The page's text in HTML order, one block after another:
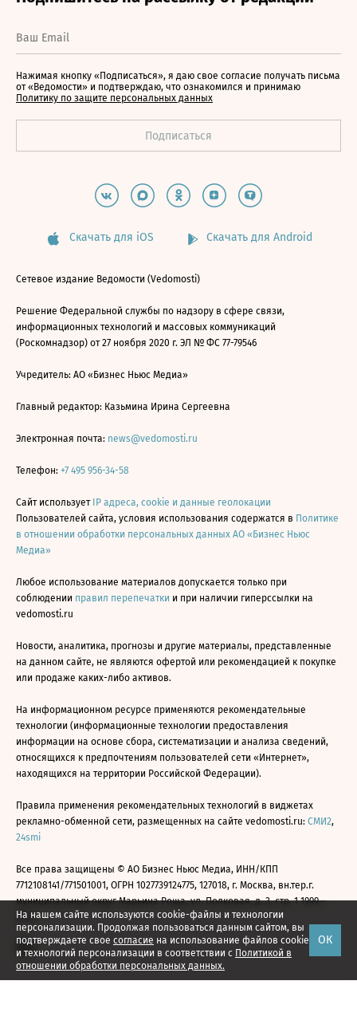
На нашем сайте используются cookie-файлы и технологии
персонализации. Продолжая пользоваться данным сайтом, вы
подтверждаете свое согласие на использование файлов cookie
и технологий персонализации в соответствии с Политикой в
отношении обработки персональных данных.
ОК
Нажимая кнопку «Подписаться», я даю свое согласие получать письма
от «Ведомости» и подтверждаю, что ознакомился и принимаю
Политику по защите персональных данных
Скачать для iOS Скачать для Android
Сетевое издание Ведомости (Vedomosti)
Решение Федеральной службы по надзору в сфере связи,
информационных технологий и массовых коммуникаций
(Роскомнадзор) от 27 ноября 2020 г. ЭЛ № ФС 77-79546
Учредитель: АО «Бизнес Ньюс Медиа»
Главный редактор: Казьмина Ирина Сергеевна
Электронная почта: news@vedomosti.ru
Телефон: +7 495 956-34-58
Сайт использует IP адреса, cookie и данные геолокации
Пользователей сайта, условия использования содержатся в Политике
в отношении обработки персональных данных АО «Бизнес Ньюс
Медиа»
Любое использование материалов допускается только при
соблюдении правил перепечатки и при наличии гиперссылки на
vedomosti.ru
Новости, аналитика, прогнозы и другие материалы, представленные
на данном сайте, не являются офертой или рекомендацией к покупке
или продаже каких-либо активов.
На информационном ресурсе применяются рекомендательные
технологии (информационные технологии предоставления
информации на основе сбора, систематизации и анализа сведений,
относящихся к предпочтениям пользователей сети «Интернет»,
находящихся на территории Российской Федерации).
Правила применения рекомендательных технологий в виджетах
рекламно-обменной сети, размещенных на сайте vedomosti.ru: СМИ2,
24smi
Все права защищены © АО Бизнес Ньюс Медиа, ИНН/КПП
7712108141/771501001, ОГРН 1027739124775, 127018, г. Москва, вн.тер.г.
муниципальный округ Марьина Роща, ул. Полковая, д. 3, стр. 1 1999—
2026